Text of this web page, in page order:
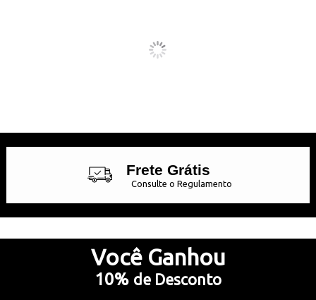
Frete Grátis
Consulte o Regulamento
no Cartão de Crédito
5% Desconto
Você Ganhou
10% de Desconto